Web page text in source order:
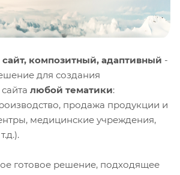
композитный, адаптивный -
для создания
любой тематики:
продажа продукции и
медицинские учреждения,
готовое решение, подходящее